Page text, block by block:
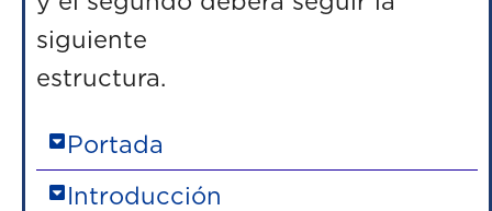
siguiente
Portada
Introducción